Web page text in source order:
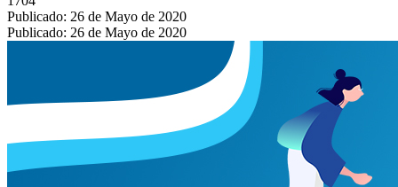
Publicado: 26 de Mayo de 2020
Publicado: 26 de Mayo de 2020